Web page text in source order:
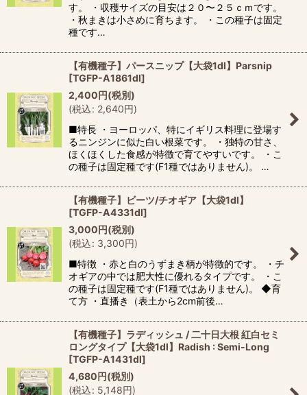
す。 ・収穫サイズの目安は２０〜２５ｃｍです。
・秋まきは小さめに育ちます。 ・この種子は固定
種です…
【有機種子】パースニップ【大袋1dl】Parsnip
[TGFP-A1861dl]
2,400円(税別)
(税込: 2,640円)
■特長 ・ヨーロッパ、特にイギリス料理に登場す
るニンジンに似た白い根菜です。 ・独特の甘さ、
ほくほくした食感が特徴で育てやすいです。 ・こ
の種子は固定種です(F1種ではありません)。 …
【有機種子】ビーツ/チオギア【大袋1dl】
[TGFP-A4331dl]
3,000円(税別)
(税込: 3,300円)
■特徴 ・赤と白のうずまき柄が特徴的です。 ・チ
オギアの中では肥大性に優れるタイプです。 ・こ
の種子は固定種です(F1種ではありません)。 ◆育
て方 ・直播き（表土から2cm前後…
【有機種子】ラディッシュ / 二十日大根 紅白セミ
ロングタイプ【大袋1dl】Radish : Semi-Long
[TGFP-A1431dl]
4,680円(税別)
(税込: 5,148円)